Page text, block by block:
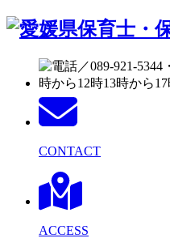
CONTACT
ACCESS